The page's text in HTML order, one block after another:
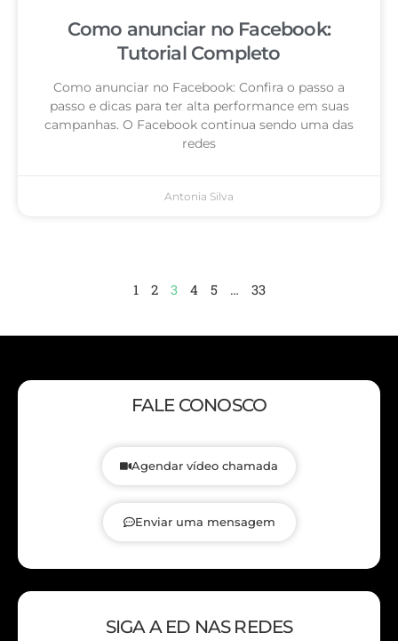
Como anunciar no Facebook:
Tutorial Completo
Como anunciar no Facebook: Confira o passo a
passo e dicas para ter alta performance em suas
campanhas. O Facebook continua sendo uma das
redes
Antonia Silva
1 2 3 4 5 … 33
FALE CONOSCO
Agendar vídeo chamada
Enviar uma mensagem
SIGA A ED NAS REDES